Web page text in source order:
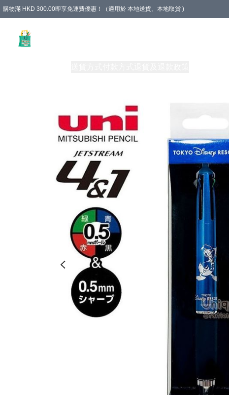
購物滿 HKD 300.00即享免運費優惠！（適用於 本地送貨、本地取貨 )